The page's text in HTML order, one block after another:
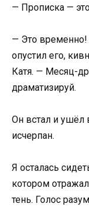
— Прописка —
— Это временно!
опустил его,
Катя. — Месяц-
драматизируй.
Он встал и ушёл
исчерпан.
Я осталась
котором
тень. Голос